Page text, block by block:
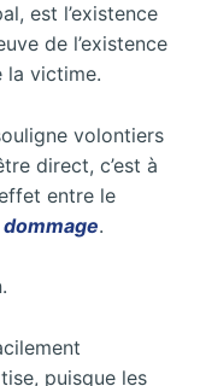
est l’existence
de l’existence
la victime.
volontiers
direct, c’est à
entre le
.
puisque les